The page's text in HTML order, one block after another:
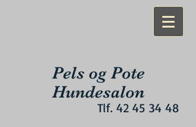
Pels og Pote
Hundesalon
Tlf. 42 45 34 48